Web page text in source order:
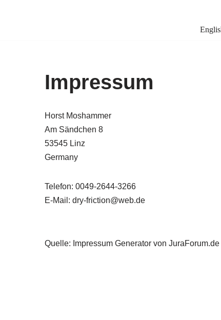
Impressum
Horst Moshammer
Am Sändchen 8
53545 Linz
Germany
Telefon: 0049-2644-3266
E-Mail: dry-friction@web.de
Quelle: Impressum Generator von JuraForum.de